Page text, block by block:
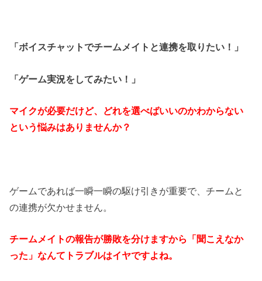
「ボイスチャットでチームメイトと連携を取りたい！」
「ゲーム実況をしてみたい！」
マイクが必要だけど、どれを選べばいいのかわからない
という悩みはありませんか？
ゲームであれば一瞬一瞬の駆け引きが重要で、チームと
の連携が欠かせません。
チームメイトの報告が勝敗を分けますから「聞こえなか
った」なんてトラブルはイヤですよね。